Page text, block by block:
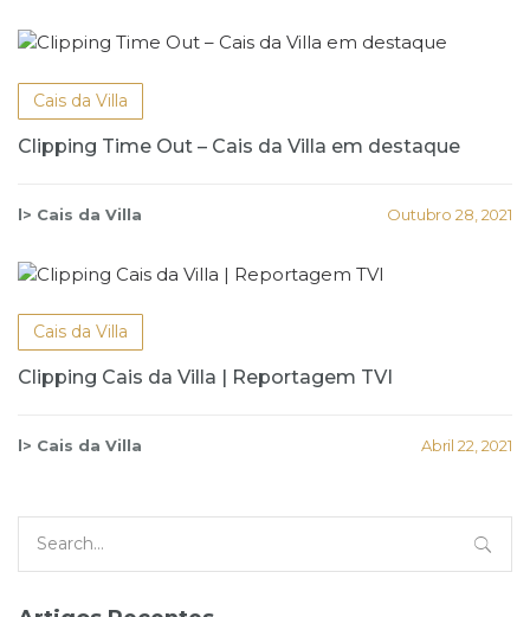
Cais da Villa
Clipping Time Out – Cais da Villa em destaque
l> Cais da Villa Outubro 28, 2021
Cais da Villa
Clipping Cais da Villa | Reportagem TVI
l> Cais da Villa Abril 22, 2021
for: